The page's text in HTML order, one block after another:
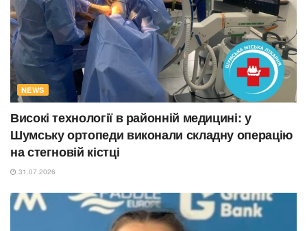
NEWS
Високі технології в районній медицині: у
Шумську ортопеди виконали складну операцію
на стегновій кістці
31.07.2026